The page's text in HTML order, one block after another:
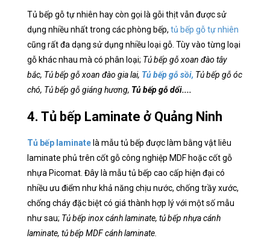
Tủ bếp gỗ tự nhiên hay còn gọi là gỗi thịt vẫn được sử
dụng nhiều nhất trong các phòng bếp, tủ bếp gỗ tự nhiên
cũng rất đa dạng sử dụng nhiều loại gỗ. Tùy vào từng loại
gỗ khác nhau mà có phân loại; Tủ bếp gỗ xoan đào tây
bắc, Tủ bếp gỗ xoan đào gia lai, Tủ bếp gỗ sồi, Tủ bếp gỗ óc
chó, Tủ bếp gỗ giáng hương, Tủ bếp gỗ dổi....
4. Tủ bếp Laminate ở Quảng Ninh
Tủ bếp laminatelà mẫu tủ bếp được làm bằng vật liêu
laminate phủ trên cốt gỗ công nghiệp MDF hoặc cốt gỗ
nhựa Picomat. Đây là mẫu tủ bếp cao cấp hiện đại có
nhiều ưu điểm như khả năng chịu nước, chống trầy xước,
chống cháy đặc biệt có giá thành hợp lý với một số mẫu
như sau; Tủ bếp inox cánh laminate, tủ bếp nhựa cánh
laminate, tủ bếp MDF cánh laminate.